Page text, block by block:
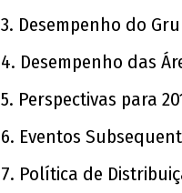
3. Desempenho do
4. Desempenho das
5. Perspectivas para
6. Eventos
7. Política de